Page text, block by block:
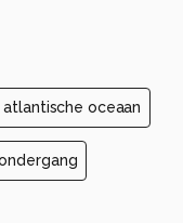
atlantische oceaan